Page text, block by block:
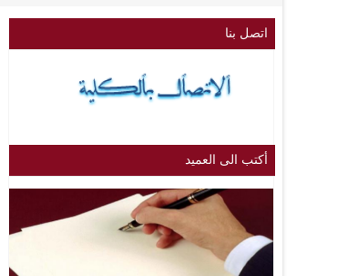
اتصل بنا
أكتب الى العميد